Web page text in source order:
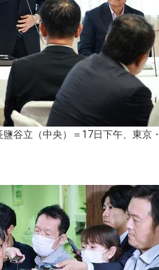
谷立（中央）＝17日下午、東京・